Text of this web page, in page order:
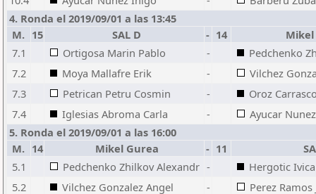
4. Ronda el 2019/09/01 a las 13:45
M. 15 SAL D - 14
7.1
Ortigosa Marin Pablo -
Pedchenko
7.2
Moya Mallafre Erik -
Vilchez
7.3
Petrican Petru Cosmin -
Oroz
7.4
Iglesias Abroma Carla -
Ayucar
5. Ronda el 2019/09/01 a las 16:00
M. 14 Mikel Gurea - 11
5.1
Pedchenko Zhilkov Alexandr -
Hergotic Ivica
5.2
Vilchez Gonzalez Angel -
Perez Ramos